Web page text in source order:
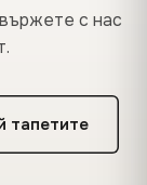
с нас
тапетите